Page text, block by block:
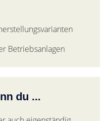
Betriebsanlagen
du ...